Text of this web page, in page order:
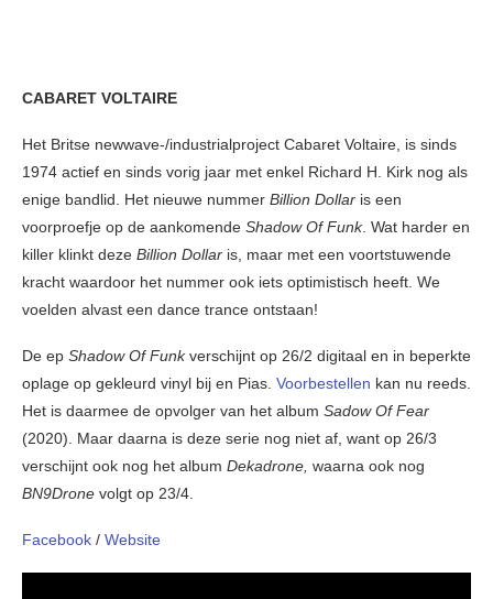
CABARET VOLTAIRE
Het Britse newwave-/industrialproject Cabaret Voltaire, is sinds
1974 actief en sinds vorig jaar met enkel Richard H. Kirk nog als
enige bandlid. Het nieuwe nummer Billion Dollar is een
voorproefje op de aankomende Shadow Of Funk. Wat harder en
killer klinkt deze Billion Dollar is, maar met een voortstuwende
kracht waardoor het nummer ook iets optimistisch heeft. We
voelden alvast een dance trance ontstaan!
De ep Shadow Of Funkverschijnt op 26/2 digitaal en in beperkte
oplage op gekleurd vinyl bij en Pias. Voorbestellen kan nu reeds.
Het is daarmee de opvolger van het album Sadow Of Fear
(2020). Maar daarna is deze serie nog niet af, want op 26/3
verschijnt ook nog het album Dekadrone, waarna ook nog
BN9Drone volgt op 23/4.
Facebook / Website